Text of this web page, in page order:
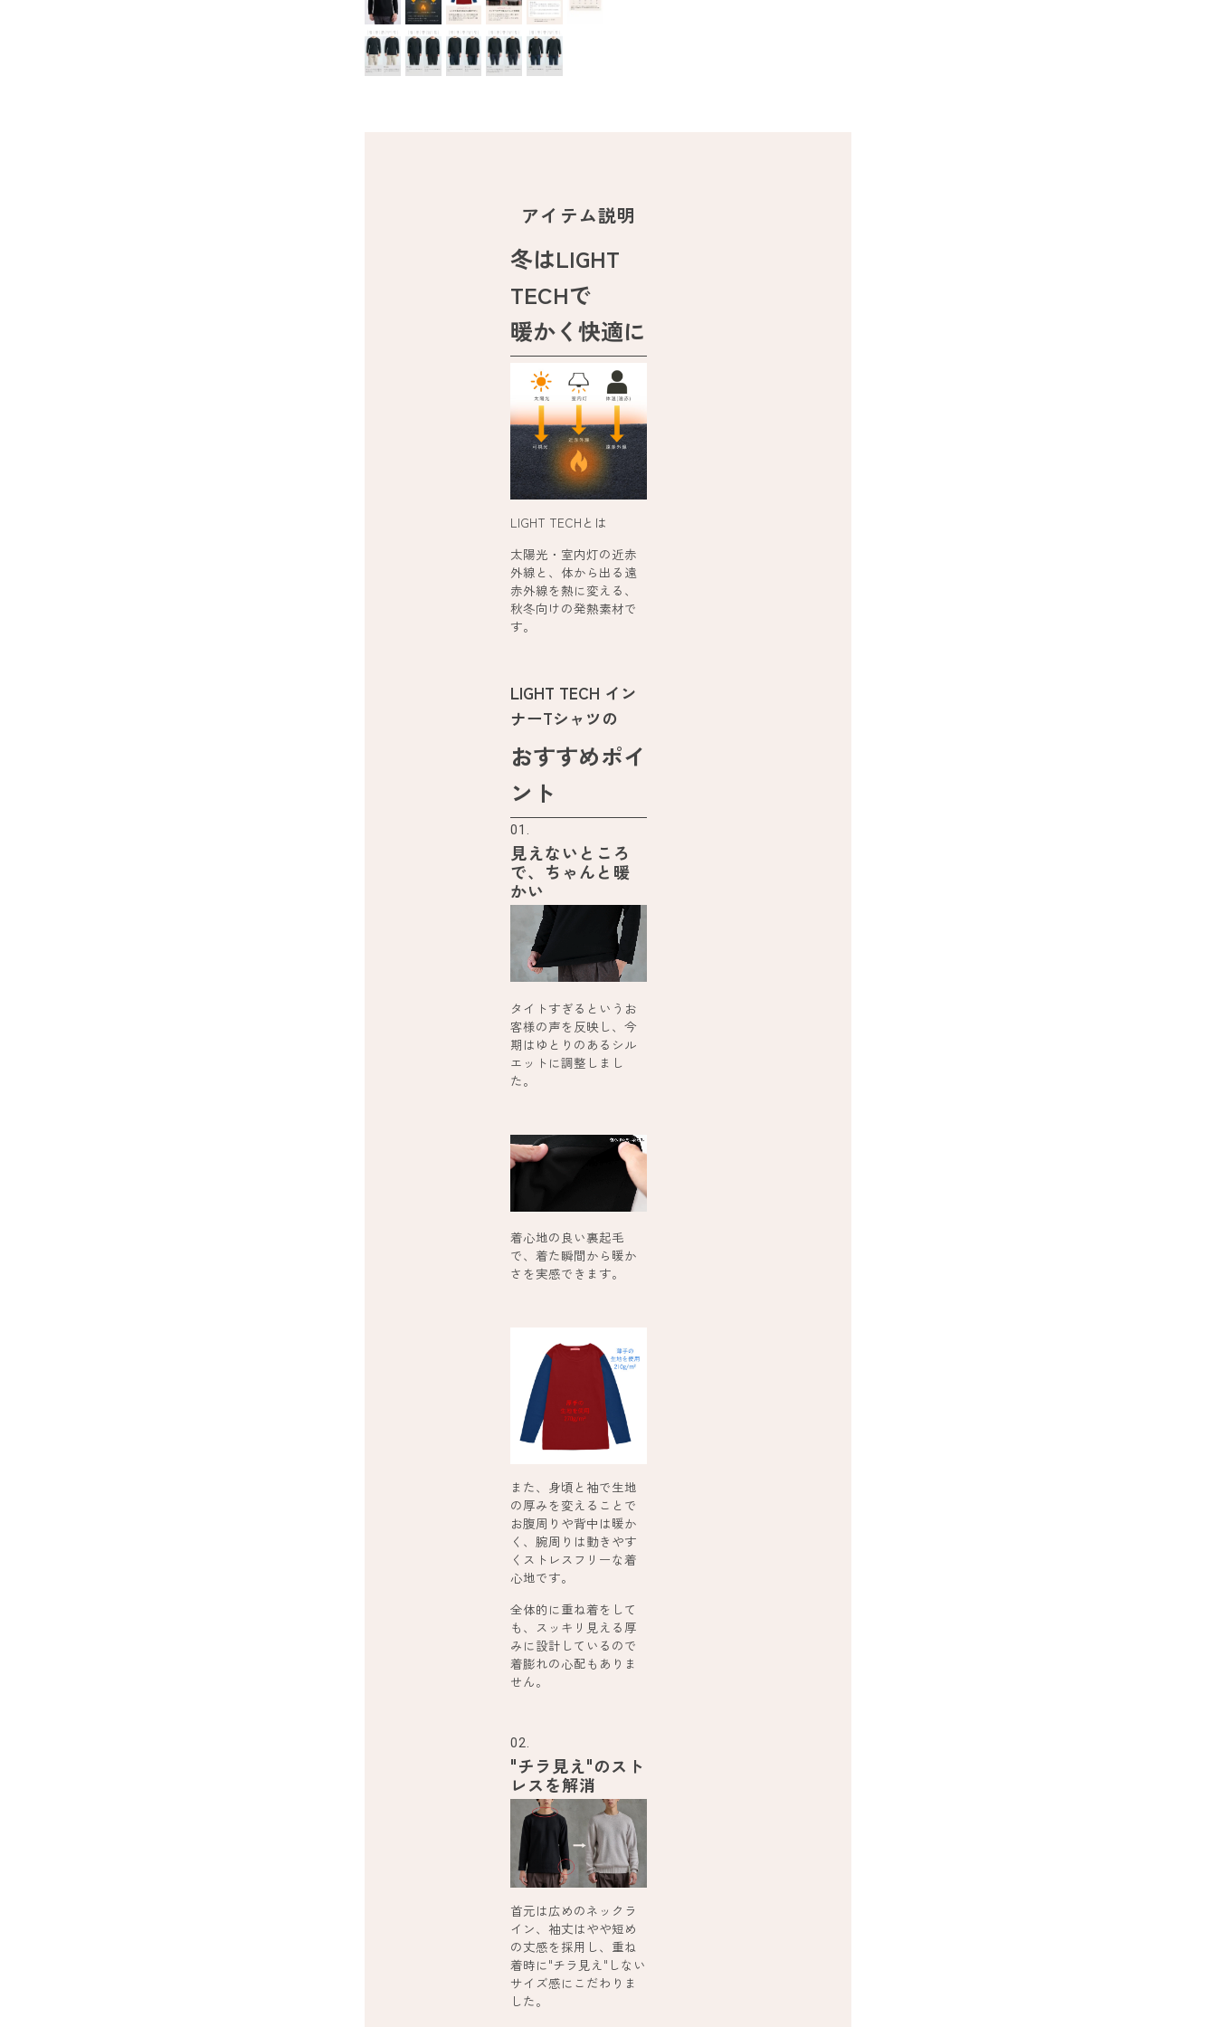
アイテム説明
冬はLIGHT
TECHで
暖かく快適に
LIGHT TECHとは
太陽光・室内灯の近赤
外線と、体から出る遠
赤外線を熱に変える、
秋冬向けの発熱素材で
す。
LIGHT TECH イン
ナーTシャツの
おすすめポイ
ント
01.
見えないところ
で、ちゃんと暖
かい
タイトすぎるというお
客様の声を反映し、今
期はゆとりのあるシル
エットに調整しまし
た。
着心地の良い裏起毛
で、着た瞬間から暖か
さを実感できます。
また、身頃と袖で生地
の厚みを変えることで
お腹周りや背中は暖か
く、腕周りは動きやす
くストレスフリーな着
心地です。
全体的に重ね着をして
も、スッキリ見える厚
みに設計しているので
着膨れの心配もありま
せん。
02.
"チラ見え"のスト
レスを解消
首元は広めのネックラ
イン、袖丈はやや短め
の丈感を採用し、重ね
着時に"チラ見え"しない
サイズ感にこだわりま
した。